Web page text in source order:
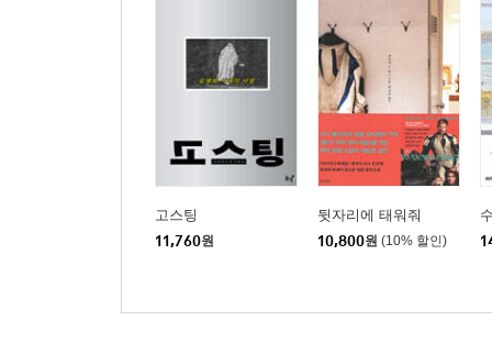
고스팅
11,760원
뒷자리에 태워줘
10,800원 (10% 할인)